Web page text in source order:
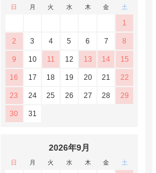
日 月 火 水 木 金 土
1
2 3 4 5 6 7 8
9 10 11 12 13 14 15
16 17 18 19 20 21 22
23 24 25 26 27 28 29
30 31
2026年9月
日 月 火 水 木 金 土